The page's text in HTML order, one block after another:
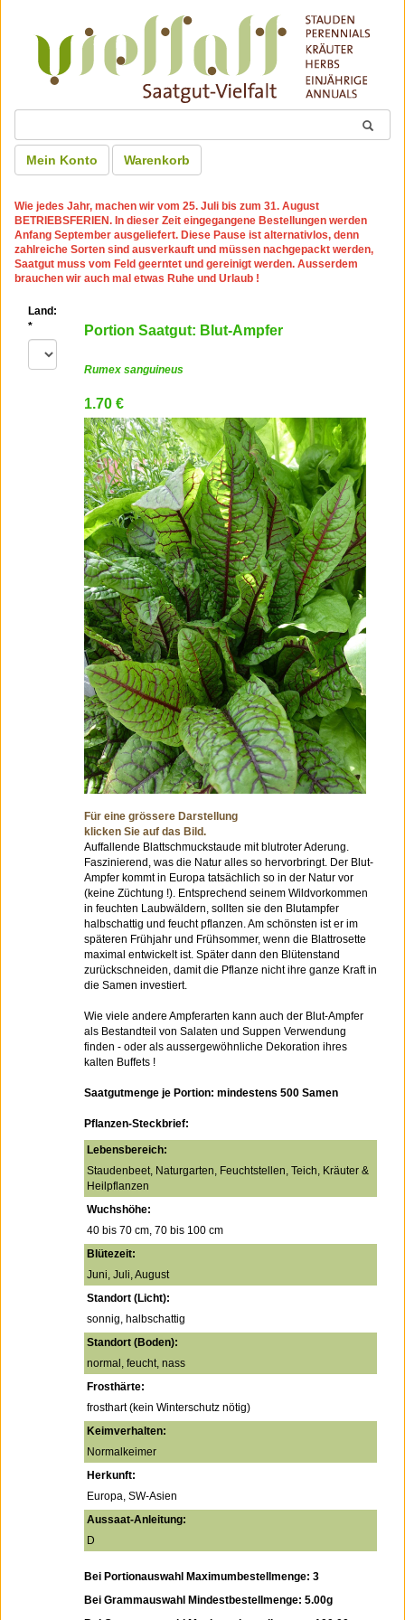
Mein Konto Warenkorb
Wie jedes Jahr, machen wir vom 25. Juli bis zum 31. August
BETRIEBSFERIEN. In dieser Zeit eingegangene Bestellungen werden
Anfang September ausgeliefert. Diese Pause ist alternativlos, denn
zahlreiche Sorten sind ausverkauft und müssen nachgepackt werden,
Saatgut muss vom Feld geerntet und gereinigt werden. Ausserdem
brauchen wir auch mal etwas Ruhe und Urlaub !
Land:
*
Portion Saatgut: Blut-Ampfer
Rumex sanguineus
1.70 €
Für eine grössere Darstellung
klicken Sie auf das Bild.
Auffallende Blattschmuckstaude mit blutroter Aderung.
Faszinierend, was die Natur alles so hervorbringt. Der Blut-
Ampfer kommt in Europa tatsächlich so in der Natur vor
(keine Züchtung !). Entsprechend seinem Wildvorkommen
in feuchten Laubwäldern, sollten sie den Blutampfer
halbschattig und feucht pflanzen. Am schönsten ist er im
späteren Frühjahr und Frühsommer, wenn die Blattrosette
maximal entwickelt ist. Später dann den Blütenstand
zurückschneiden, damit die Pflanze nicht ihre ganze Kraft in
die Samen investiert.
Wie viele andere Ampferarten kann auch der Blut-Ampfer
als Bestandteil von Salaten und Suppen Verwendung
finden - oder als aussergewöhnliche Dekoration ihres
kalten Buffets !
Saatgutmenge je Portion: mindestens 500 Samen
Pflanzen-Steckbrief:
Lebensbereich:
Staudenbeet, Naturgarten, Feuchtstellen, Teich, Kräuter &
Heilpflanzen
Wuchshöhe:
40 bis 70 cm, 70 bis 100 cm
Blütezeit:
Juni, Juli, August
Standort (Licht):
sonnig, halbschattig
Standort (Boden):
normal, feucht, nass
Frosthärte:
frosthart (kein Winterschutz nötig)
Keimverhalten:
Normalkeimer
Herkunft:
Europa, SW-Asien
Aussaat-Anleitung:
D
Bei Portionauswahl Maximumbestellmenge: 3
Bei Grammauswahl Mindestbestellmenge: 5.00g